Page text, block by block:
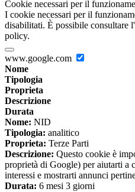
Cookie necessari per il
I cookie necessari per il
disabilitati. È possibile consultare
policy.
www.google.com
Nome
Tipologia
Proprieta
Descrizione
Durata
Nome: NID
Tipologia: analitico
Proprieta: Terze Parti
Descrizione: Questo cookie è
proprietà di Google) per aiutarti a
interessi e mostrarti annunci
Durata: 6 mesi 3 giorni